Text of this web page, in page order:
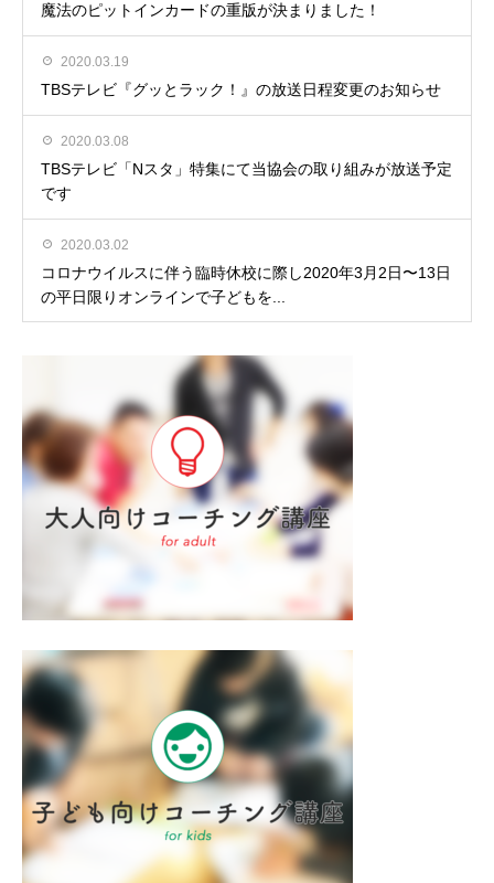
魔法のピットインカードの重版が決まりました！
2020.03.19
TBSテレビ『グッとラック！』の放送日程変更のお知らせ
2020.03.08
TBSテレビ「Nスタ」特集にて当協会の取り組みが放送予定
です
2020.03.02
コロナウイルスに伴う臨時休校に際し2020年3月2日〜13日
の平日限りオンラインで子どもを...